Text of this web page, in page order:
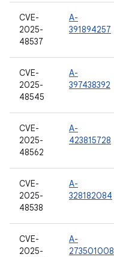
CVE-
2025-
48537
A-
391894257
CVE-
2025-
48545
A-
397438392
CVE-
2025-
48562
A-
423815728
CVE-
2025-
48538
A-
328182084
CVE-
2025-
A-
273501008